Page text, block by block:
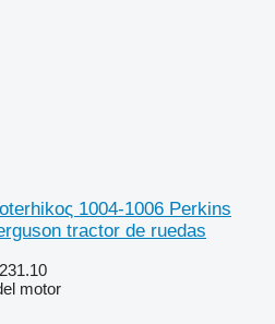
1004-1006 Perkins
tractor de ruedas
motor